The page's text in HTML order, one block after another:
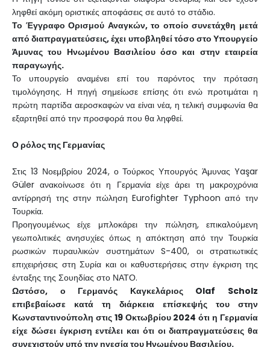
ληφθεί ακόμη οριστικές αποφάσεις σε αυτό το στάδιο.
Το Έγγραφο Ορισμού Αναγκών, το οποίο συνετάχθη μετά
από διαπραγματεύσεις, έχει υποβληθεί τόσο στο Υπουργείο
Άμυνας του Ηνωμένου Βασιλείου όσο και στην εταιρεία
παραγωγής.
Το υπουργείο αναμένει επί του παρόντος την πρόταση
τιμολόγησης. Η πηγή σημείωσε επίσης ότι ενώ προτιμάται η
πρώτη παρτίδα αεροσκαφών να είναι νέα, η τελική συμφωνία θα
εξαρτηθεί από την προσφορά που θα ληφθεί.
Ο ρόλος της Γερμανίας
Στις 13 Νοεμβρίου 2024, ο Τούρκος Υπουργός Άμυνας Yaşar
Güler ανακοίνωσε ότι η Γερμανία είχε άρει τη μακροχρόνια
αντίρρησή της στην πώληση Eurofighter Typhoon από την
Τουρκία.
Προηγουμένως είχε μπλοκάρει την πώληση, επικαλούμενη
γεωπολιτικές ανησυχίες όπως η απόκτηση από την Τουρκία
ρωσικών πυραυλικών συστημάτων S-400, οι στρατιωτικές
επιχειρήσεις στη Συρία και οι καθυστερήσεις στην έγκριση της
ένταξης της Σουηδίας στο ΝΑΤΟ.
Ωστόσο, ο Γερμανός Καγκελάριος Olaf Scholz
επιβεβαίωσε κατά τη διάρκεια επίσκεψής του στην
Κωνσταντινούπολη στις 19 Οκτωβρίου 2024 ότι η Γερμανία
είχε δώσει έγκριση εντέλει και ότι οι διαπραγματεύσεις θα
συνεχιστούν υπό την ηγεσία του Ηνωμένου Βασιλείου.